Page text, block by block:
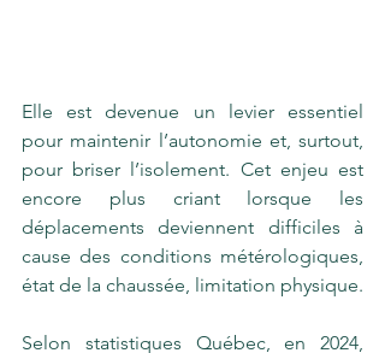
Elle est devenue un levier essentiel
pour maintenir l’autonomie et, surtout,
pour briser l’isolement. Cet enjeu est
encore plus criant lorsque les
déplacements deviennent difficiles à
cause des conditions métérologiques,
Selon statistiques Québec, en 2024,